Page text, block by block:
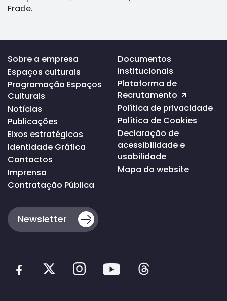
Frade.
Voltar
ao
topo
da
página
Sobre a empresa
Espaços culturais
Programação Espaços
Culturais
Notícias
Publicações
Eixos estratégicos
Identidade Gráfica
Contactos
Imprensa
Contratação Pública
Documentos
Institucionais
Plataforma de
Recrutamento
Política de privacidade
Política de Cookies
Declaração de
acessibilidade e
usabilidade
Mapa do website
Newsletter